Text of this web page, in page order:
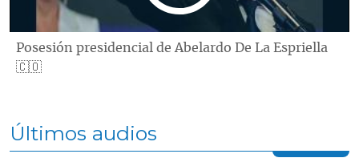
Posesión presidencial de Abelardo De La Espriella
🇨🇴
Últimos audios